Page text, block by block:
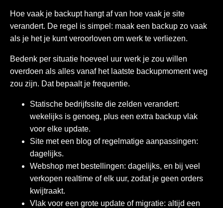
Hoe vaak je backupt hangt af van hoe vaak je site
verandert. De regel is simpel: maak een backup zo vaak
als je het je kunt veroorloven om werk te verliezen.
Bedenk per situatie hoeveel uur werk je zou willen
overdoen als alles vanaf het laatste backupmoment weg
zou zijn. Dat bepaalt je frequentie.
Statische bedrijfssite die zelden verandert:
wekelijks is genoeg, plus een extra backup vlak
voor elke update.
Site met een blog of regelmatige aanpassingen:
dagelijks.
Webshop met bestellingen: dagelijks, en bij veel
verkopen realtime of elk uur, zodat je geen orders
kwijtraakt.
Vlak voor een grote update of migratie: altijd een